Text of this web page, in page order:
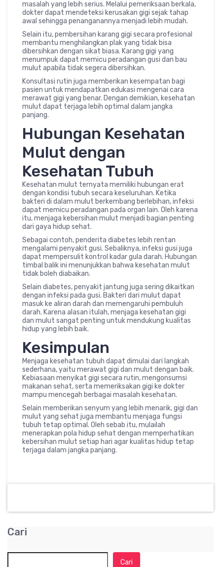
masalah yang lebih serius. Melalui pemeriksaan berkala,
dokter dapat mendeteksi kerusakan gigi sejak tahap
awal sehingga penanganannya menjadi lebih mudah.
Selain itu, pembersihan karang gigi secara profesional
membantu menghilangkan plak yang tidak bisa
dibersihkan dengan sikat biasa. Karang gigi yang
menumpuk dapat memicu peradangan gusi dan bau
mulut apabila tidak segera dibersihkan.
Konsultasi rutin juga memberikan kesempatan bagi
pasien untuk mendapatkan edukasi mengenai cara
merawat gigi yang benar. Dengan demikian, kesehatan
mulut dapat terjaga lebih optimal dalam jangka
panjang.
Hubungan Kesehatan
Mulut dengan
Kesehatan Tubuh
Kesehatan mulut ternyata memiliki hubungan erat
dengan kondisi tubuh secara keseluruhan. Ketika
bakteri di dalam mulut berkembang berlebihan, infeksi
dapat memicu peradangan pada organ lain. Oleh karena
itu, menjaga kebersihan mulut menjadi bagian penting
dari gaya hidup sehat.
Sebagai contoh, penderita diabetes lebih rentan
mengalami penyakit gusi. Sebaliknya, infeksi gusi juga
dapat mempersulit kontrol kadar gula darah. Hubungan
timbal balik ini menunjukkan bahwa kesehatan mulut
tidak boleh diabaikan.
Selain diabetes, penyakit jantung juga sering dikaitkan
dengan infeksi pada gusi. Bakteri dari mulut dapat
masuk ke aliran darah dan memengaruhi pembuluh
darah. Karena alasan itulah, menjaga kesehatan gigi
dan mulut sangat penting untuk mendukung kualitas
hidup yang lebih baik.
Kesimpulan
Menjaga kesehatan tubuh dapat dimulai dari langkah
sederhana, yaitu merawat gigi dan mulut dengan baik.
Kebiasaan menyikat gigi secara rutin, mengonsumsi
makanan sehat, serta memeriksakan gigi ke dokter
mampu mencegah berbagai masalah kesehatan.
Selain memberikan senyum yang lebih menarik, gigi dan
mulut yang sehat juga membantu menjaga fungsi
tubuh tetap optimal. Oleh sebab itu, mulailah
menerapkan pola hidup sehat dengan memperhatikan
kebersihan mulut setiap hari agar kualitas hidup tetap
terjaga dalam jangka panjang.
Cari
Cari